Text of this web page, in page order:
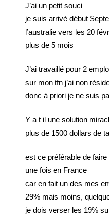
J’ai un petit souci
je suis arrivé début
l’australie vers les 20
plus de 5 mois
J’ai travaillé pour 2
sur mon tfn j’ai non
donc à priori je ne suis
Y a t il une solution
plus de 1500 dollars de
est ce préférable de
une fois en France
car en fait un des mes
29% mais moins,
je dois verser les 19%